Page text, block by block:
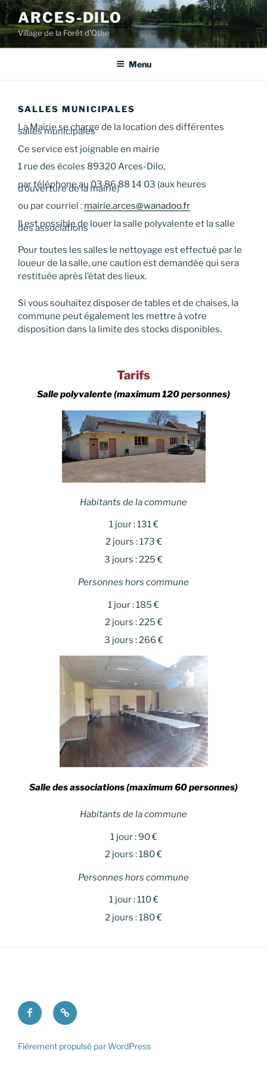
Aller
au
contenu
principal
ARCES-DILO
Village de la Forêt d'Othe
Menu
SALLES MUNICIPALES
La Mairie se charge de la location des différentes
salles municipales
Ce service est joignable en mairie
1 rue des écoles 89320 Arces-Dilo,
par téléphone au 03 86 88 14 03 (aux heures
d’ouverture de la mairie)
ou par courriel : mairie.arces@wanadoo.fr
Il est possible de louer la salle polyvalente et la salle
des associations
Pour toutes les salles le nettoyage est effectué par le
loueur de la salle, une caution est demandée qui sera
restituée après l’état des lieux.
Si vous souhaitez disposer de tables et de chaises, la
commune peut également les mettre à votre
disposition dans la limite des stocks disponibles.
Tarifs
Salle polyvalente (maximum 120 personnes)
Habitants de la commune
1 jour : 131 €
2 jours : 173 €
3 jours : 225 €
Personnes hors commune
1 jour : 185 €
2 jours : 225 €
3 jours : 266 €
Salle des associations (maximum 60 personnes)
Habitants de la commune
1 jour : 90 €
2 jours : 180 €
Personnes hors commune
1 jour : 110 €
2 jours : 180 €
FacebookMentions
légales
Fièrement propulsé par WordPress